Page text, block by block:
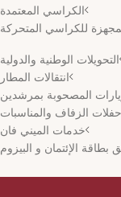
الكراسي المعتمدة
للكراسي المتحركة
التحويلات الوطنية والدولية
انتقالات المطار
المصحوبة بمرشدين
حفلات الزفاف والمناسبات
خدمات الميني فان
الإئتمان و البيزوم